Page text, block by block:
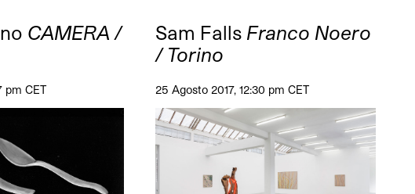
CAMERA /
pm CET
Sam Falls Franco Noero
/ Torino
25 Agosto 2017, 12:30 pm CET